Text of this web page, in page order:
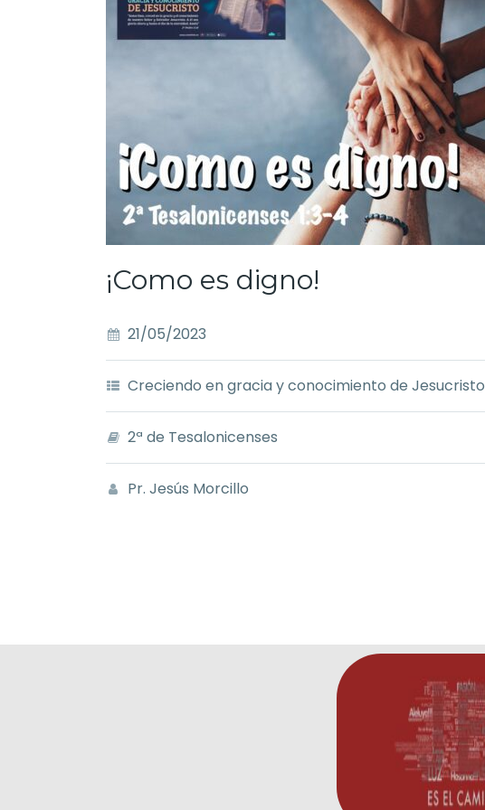
¡Como es digno!
21/05/2023
Creciendo en gracia y conocimiento de Jesucristo
2ª de Tesalonicenses
Pr. Jesús Morcillo